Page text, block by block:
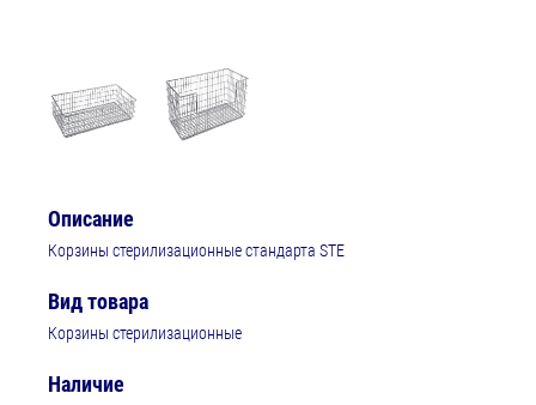
Описание
Корзины стерилизационные стандарта STE
Вид товара
Корзины стерилизационные
Наличие